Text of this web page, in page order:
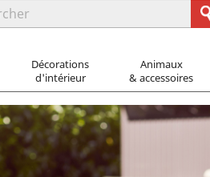
Décorations
d'intérieur
Animaux
& accessoires